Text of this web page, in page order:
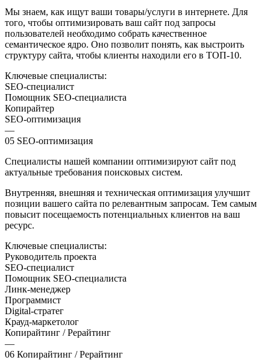
Мы знаем, как ищут ваши товары/услуги в интернете. Для
того, чтобы оптимизировать ваш сайт под запросы
пользователей необходимо собрать качественное
семантическое ядро. Оно позволит понять, как выстроить
структуру сайта, чтобы клиенты находили его в ТОП-10.
Ключевые специалисты:
SEO-специалист
Помощник SEO-специалиста
Копирайтер
SEO-оптимизация
—
05 SEO-оптимизация
Специалисты нашей компании оптимизируют сайт под
актуальные требования поисковых систем.
Внутренняя, внешняя и техническая оптимизация улучшит
позиции вашего сайта по релевантным запросам. Тем самым
повысит посещаемость потенциальных клиентов на ваш
ресурс.
Ключевые специалисты:
Руководитель проекта
SEO-специалист
Помощник SEO-специалиста
Линк-менеджер
Программист
Digital-стратег
Крауд-маркетолог
Копирайтинг / Рерайтинг
—
06 Копирайтинг / Рерайтинг